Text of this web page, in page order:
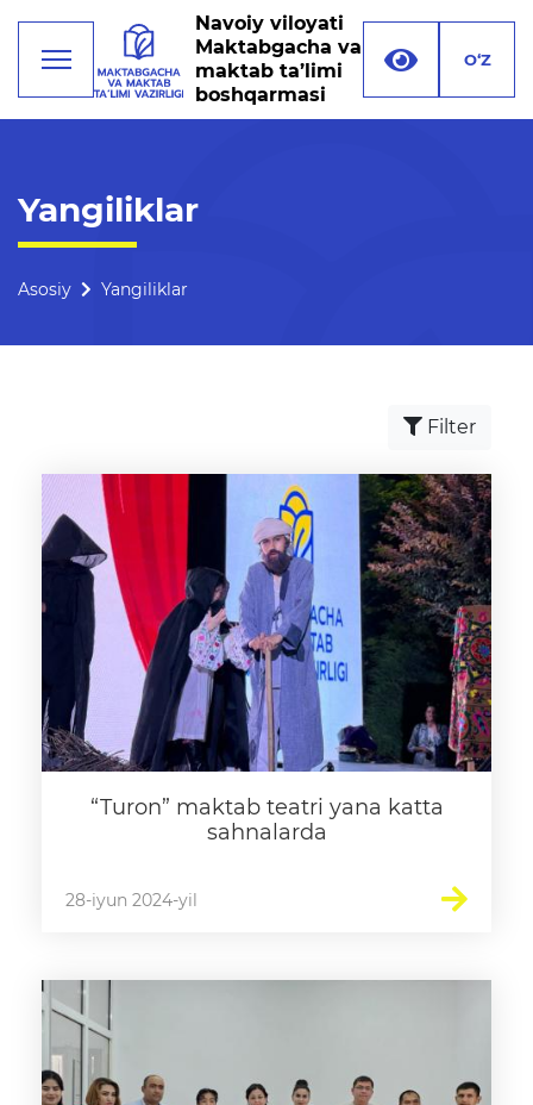
Boshqarma tuzilmasi
Ochiq majlislar o'tkazish
Ta'lim
Tahliliy ma'lumotlar
Ta'limga doir terminlar
Kelajak markazi
Hisobotlar
Interaktiv xizmatlar
Raqamli kutubxona
Navoiy viloyati
Maktabgacha va
maktab ta’limi
boshqarmasi
O‘Z
Yangiliklar
Asosiy Yangiliklar
Filter
“Turon” maktab teatri yana katta
sahnalarda
28-iyun 2024-yil